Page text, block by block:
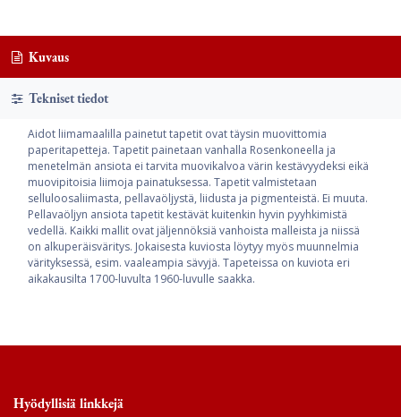
Kuvaus
Tekniset tiedot
Aidot liimamaalilla painetut tapetit ovat täysin muovittomia
paperitapetteja. Tapetit painetaan vanhalla Rosenkoneella ja
menetelmän ansiota ei tarvita muovikalvoa värin kestävyydeksi eikä
muovipitoisia liimoja painatuksessa. Tapetit valmistetaan
selluloosaliimasta, pellavaöljystä, liidusta ja pigmenteistä. Ei muuta.
Pellavaöljyn ansiota tapetit kestävät kuitenkin hyvin pyyhkimistä
vedellä. Kaikki mallit ovat jäljennöksiä vanhoista malleista ja niissä
on alkuperäisväritys. Jokaisesta kuviosta löytyy myös muunnelmia
värityksessä, esim. vaaleampia sävyjä. Tapeteissa on kuviota eri
aikakausilta 1700-luvulta 1960-luvulle saakka.
Hyödyllisiä linkkejä